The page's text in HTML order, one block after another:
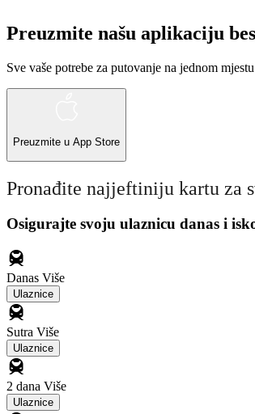
Preuzmite našu aplikaciju
Sve vaše potrebe za putovanje na jednom mjestu
Preuzmite u App Store
Pronađite najjeftiniju kartu za
Osigurajte svoju ulaznicu danas i
Danas Više
Ulaznice
Sutra Više
Ulaznice
2 dana Više
Ulaznice